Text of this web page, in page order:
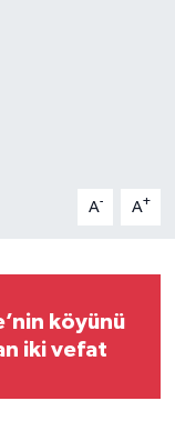
A- A+
köyünü
iki vefat